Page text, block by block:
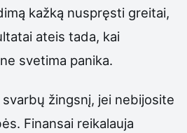
kažką nuspręsti greitai,
ateis tada, kai
svetima panika.
žingsnį, jei nebijosite
Finansai reikalauja